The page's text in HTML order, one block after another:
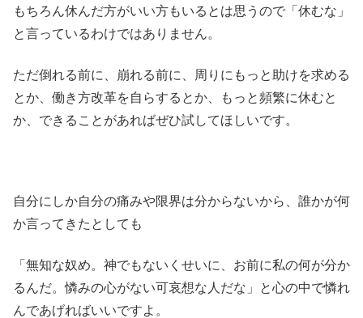
もちろん休んだ方がいい方もいるとは思うので「休むな」
と言っているわけではありません。
ただ倒れる前に、崩れる前に、周りにもっと助けを求める
とか、働き方改革を自らするとか、もっと頻繁に休むと
か、できることがあればぜひ試してほしいです。
自分にしか自分の痛みや限界は分からないから、誰かが何
か言ってきたとしても
「無知な奴め。神でもないくせいに、お前に私の何が分か
るんだ。憐みの心がない可哀想な人だな」と心の中で憐れ
んであげればいいですよ。